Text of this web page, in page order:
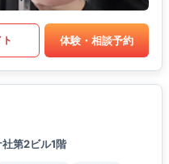
体験・相談予約
第2ビル1階